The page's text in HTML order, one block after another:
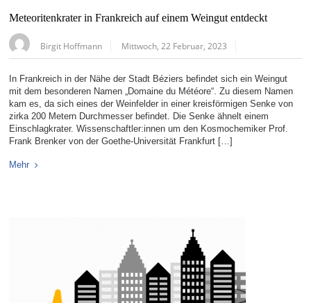
Meteoritenkrater in Frankreich auf einem Weingut entdeckt
Birgit Hoffmann Mittwoch, 22 Februar, 2023
In Frankreich in der Nähe der Stadt Béziers befindet sich ein Weingut
mit dem besonderen Namen „Domaine du Météore“. Zu diesem Namen
kam es, da sich eines der Weinfelder in einer kreisförmigen Senke von
zirka 200 Metern Durchmesser befindet. Die Senke ähnelt einem
Einschlagkrater. Wissenschaftler:innen um den Kosmochemiker Prof.
Frank Brenker von der Goethe-Universität Frankfurt […]
Mehr